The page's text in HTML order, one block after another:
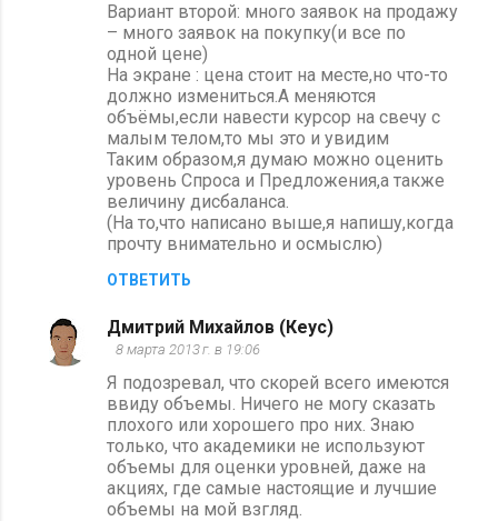
Вариант второй: много заявок на продажу
– много заявок на покупку(и все по
одной цене)
На экране : цена стоит на месте,но что-то
должно измениться.А меняются
объёмы,если навести курсор на свечу с
малым телом,то мы это и увидим
Таким образом,я думаю можно оценить
уровень Спроса и Предложения,а также
величину дисбаланса.
(На то,что написано выше,я напишу,когда
прочту внимательно и осмыслю)
ОТВЕТИТЬ
Дмитрий Михайлов (Кеус)
8 марта 2013 г. в 19:06
Я подозревал, что скорей всего имеются
ввиду объемы. Ничего не могу сказать
плохого или хорошего про них. Знаю
только, что академики не используют
объемы для оценки уровней, даже на
акциях, где самые настоящие и лучшие
объемы на мой взгляд.